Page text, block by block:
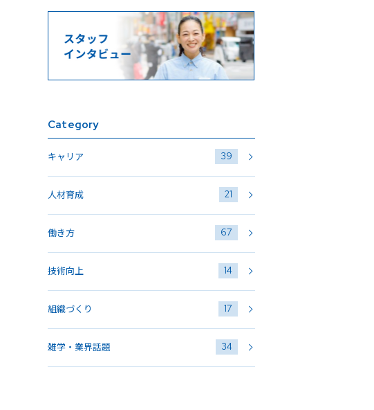
Category
キャリア 39
人材育成 21
働き方 67
技術向上 14
組織づくり 17
雑学・業界話題 34